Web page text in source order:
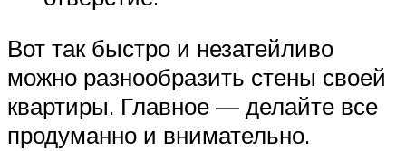
Вот так быстро и незатейливо
можно разнообразить стены своей
квартиры. Главное — делайте все
продуманно и внимательно.